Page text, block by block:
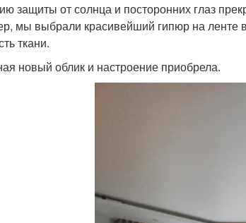
защиты от солнца и посторонних глаз
мы выбрали красивейший гипюр на ленте
ткани.
новый облик и настроение приобрела.